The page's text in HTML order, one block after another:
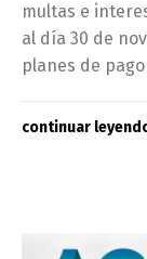
multas e
al día 30 de
planes de
continuar